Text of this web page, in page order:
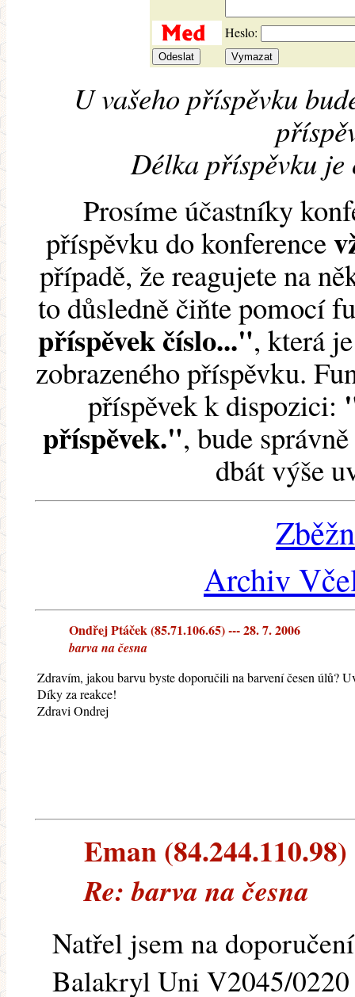
Heslo:
U vašeho příspěvku
Délka příspěvku je
Prosíme účastníky
příspěvku do konference
případě, že reagujete na
to důsledně čiňte pomocí
příspěvek číslo...", která
zobrazeného příspěvku.
příspěvek k dispozici:
příspěvek.", bude
dbát výše
Archiv
Ondřej Ptáček (85.71.106.65) --- 28. 7. 2006
barva na česna
Zdravím, jakou barvu byste doporučili na barvení česen úlů?
Díky za reakce!
Zdravi Ondrej
Eman
Re: barva na česna
Natřel jsem na
Balakryl Uni V2045/